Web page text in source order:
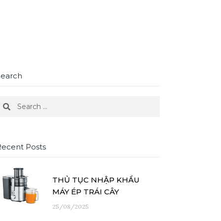
Search
Posts
THỦ TỤC NHẬP KHẨU
MÁY ÉP TRÁI CÂY
25/08/2025